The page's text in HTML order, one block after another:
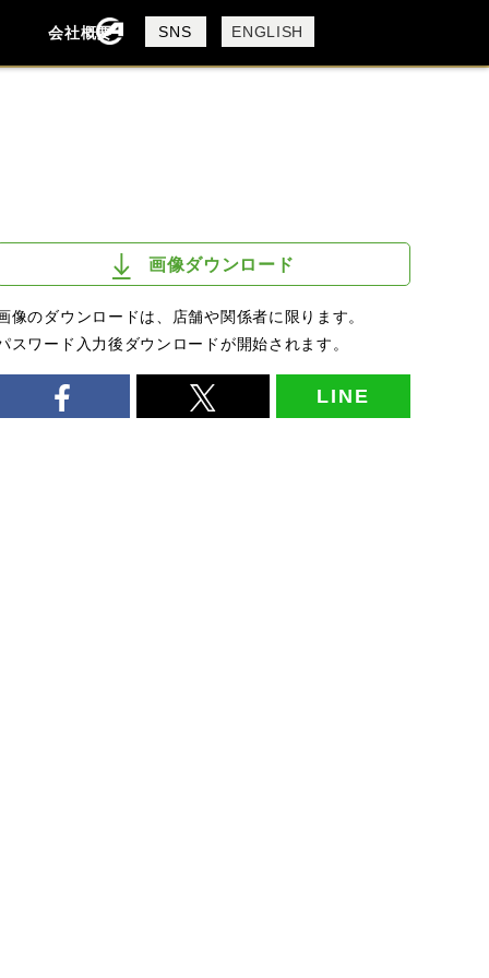
会社概要
会社概要
採用情報
SNS ENGLISH
TRIUMPH
画像ダウンロード
像のダウンロードは、店舗や関係者に限ります。
スワード入力後ダウンロードが開始されます。
LINE